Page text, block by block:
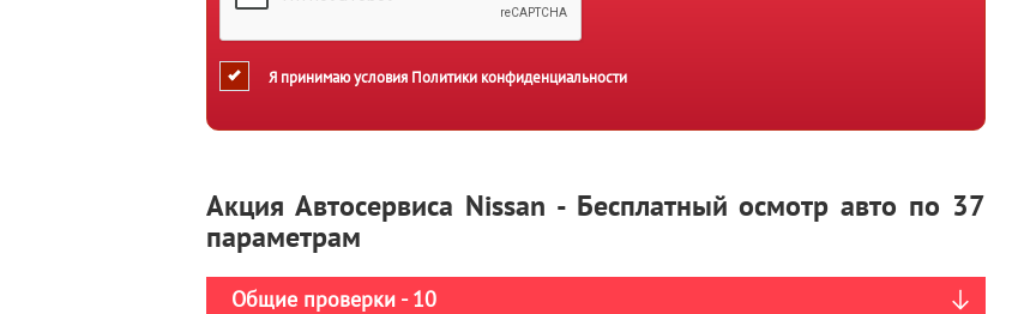
Я принимаю условия Политики конфиденциальности
Акция Автосервиса Nissan - Бесплатный осмотр авто по 37
параметрам
Общие проверки - 10